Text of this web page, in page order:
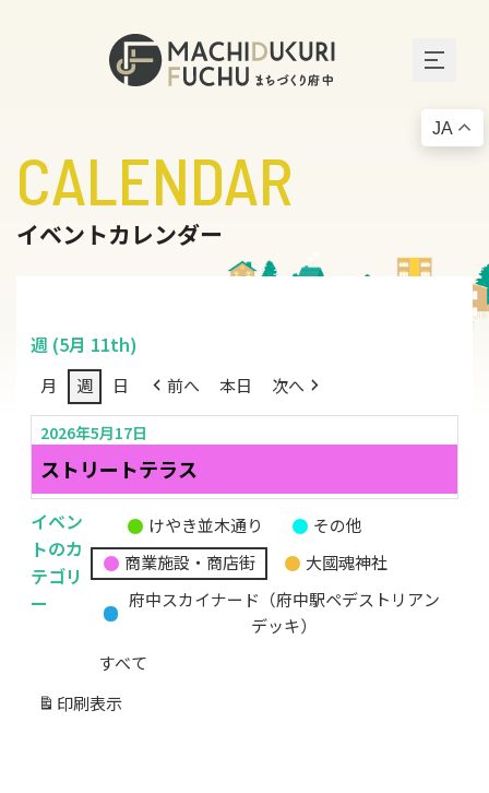
CALENDAR
イベントカレンダー
週 (5月 11th)
月 週 日 前へ 本日 次へ
2026年5月17日
ストリートテラス
イベン
トのカ
テゴリ
ー
題
カ
ゴ
リ
けやき並木通り
その他
商業施設・商店街
大國魂神社
府中スカイナード（府中駅ペデストリアン
デッキ）
すべて
印刷 表示
JA